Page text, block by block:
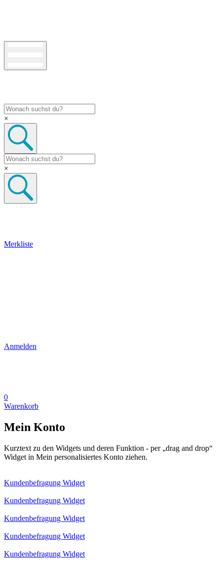
×
×
Merkliste
Anmelden
0
Warenkorb
Mein Konto
Kurztext zu den Widgets und deren Funktion - per „drag and drop“
Widget in Mein personalisiertes Konto ziehen.
Kundenbefragung Widget
Kundenbefragung Widget
Kundenbefragung Widget
Kundenbefragung Widget
Kundenbefragung Widget